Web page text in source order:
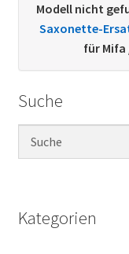
Kontakt
Sachs Ersatzteile
Über uns
Modell nicht
Saxonette-
für Mifa
Suche
Kategorien